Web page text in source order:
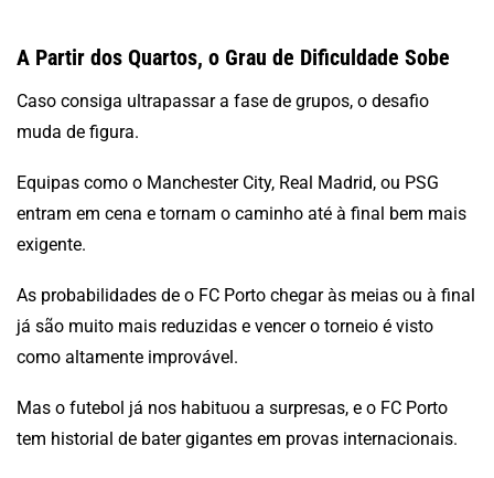
A Partir dos Quartos, o Grau de Dificuldade Sobe
Caso consiga ultrapassar a fase de grupos, o desafio
muda de figura.
Equipas como o Manchester City, Real Madrid, ou PSG
entram em cena e tornam o caminho até à final bem mais
exigente.
As probabilidades de o FC Porto chegar às meias ou à final
já são muito mais reduzidas e vencer o torneio é visto
como altamente improvável.
Mas o futebol já nos habituou a surpresas, e o FC Porto
tem historial de bater gigantes em provas internacionais.